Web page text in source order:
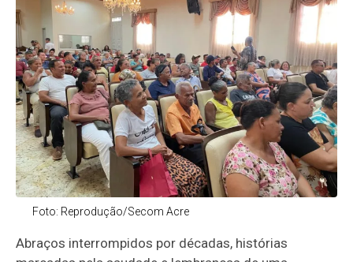
Foto: Reprodução/Secom Acre
Abraços interrompidos por décadas, histórias